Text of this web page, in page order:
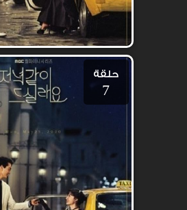
حلقة
7